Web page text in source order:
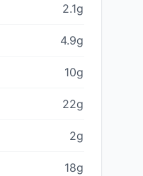
2.1g
4.9g
10g
22g
2g
18g